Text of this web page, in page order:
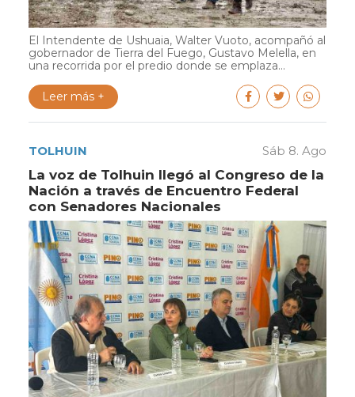
El Intendente de Ushuaia, Walter Vuoto, acompañó al
gobernador de Tierra del Fuego, Gustavo Melella, en
una recorrida por el predio donde se emplaza...
Leer más +
TOLHUIN Sáb 8. Ago
La voz de Tolhuin llegó al Congreso de la
Nación a través de Encuentro Federal
con Senadores Nacionales